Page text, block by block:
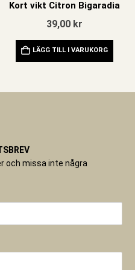
Kort vikt Citron Bigaradia
39,00 kr
LÄGG TILL I VARUKORG
och missa inte några